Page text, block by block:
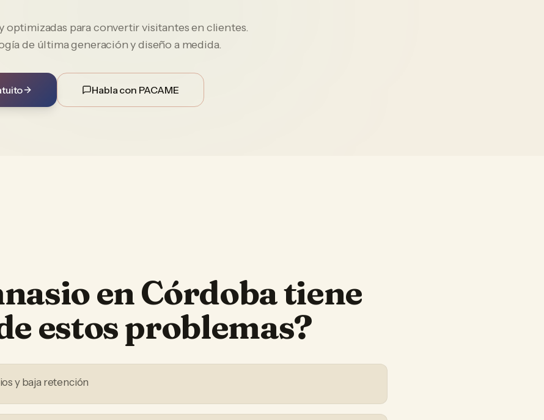
optimizadas para convertir visitantes en clientes.
de última generación y diseño a medida.
Habla con PACAME
enCórdobatiene
estos problemas?
y baja retención